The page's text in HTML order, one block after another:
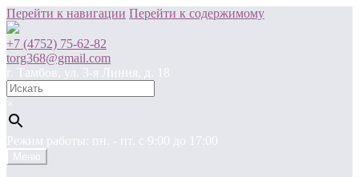
Перейти к навигации Перейти к содержимому
+7 (4752) 75-62-82
torg368@gmail.com
г. Тамбов, ул. 3-я Линия, д. 18
×
Режим работы: пн. - пт. c 9:00 до 17:00
Меню